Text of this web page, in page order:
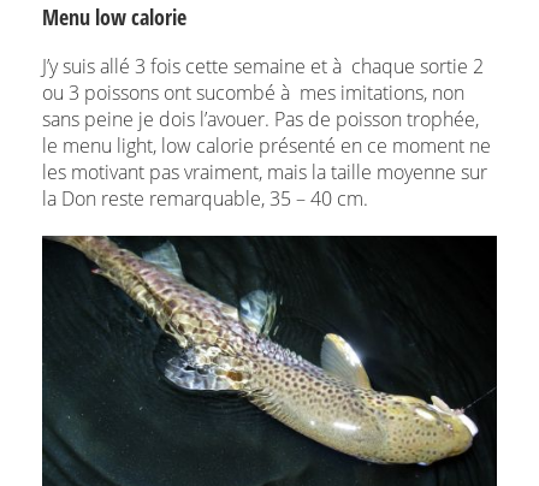
Menu low calorie
J’y suis allé 3 fois cette semaine et à chaque sortie 2
ou 3 poissons ont sucombé à mes imitations, non
sans peine je dois l’avouer. Pas de poisson trophée,
le menu light, low calorie présenté en ce moment ne
les motivant pas vraiment, mais la taille moyenne sur
la Don reste remarquable, 35 – 40 cm.